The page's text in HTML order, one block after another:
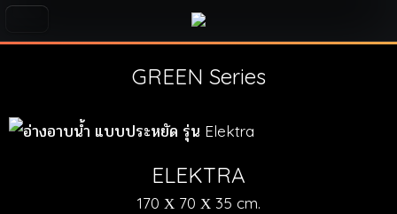
GREEN Series
ELEKTRA
170 Χ 70 Χ 35 cm.